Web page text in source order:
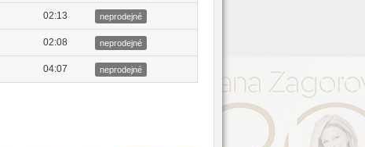
02:13 neprodejné
02:08 neprodejné
04:07 neprodejné